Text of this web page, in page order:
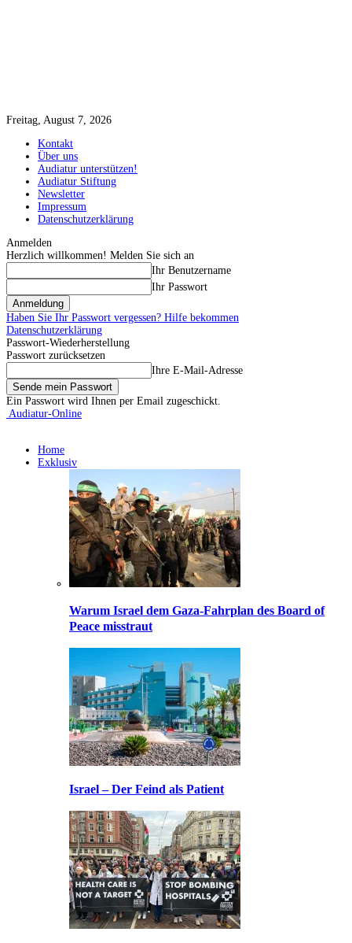
Freitag, August 7, 2026
Kontakt
Über uns
Audiatur unterstützen!
Audiatur Stiftung
Newsletter
Impressum
Datenschutzerklärung
Anmelden
Herzlich willkommen! Melden Sie sich an
Ihr Benutzername
Ihr Passwort
Haben Sie Ihr Passwort vergessen? Hilfe bekommen
Datenschutzerklärung
Passwort-Wiederherstellung
Passwort zurücksetzen
Ihre E-Mail-Adresse
Ein Passwort wird Ihnen per Email zugeschickt.
Audiatur-Online
Home
Exklusiv
Warum Israel dem Gaza-Fahrplan des Board of
Peace misstraut
Israel – Der Feind als Patient